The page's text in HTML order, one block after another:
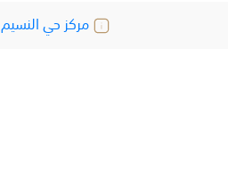
مركز حي النسيم